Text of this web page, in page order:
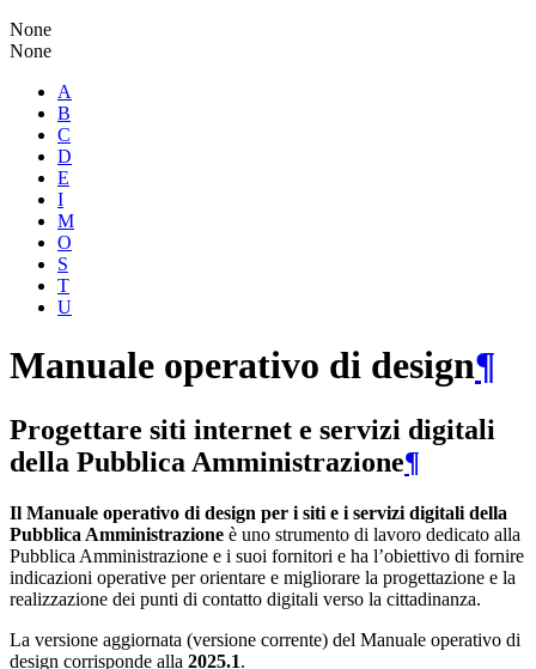
None
None
A
B
C
D
E
I
M
O
S
T
U
Manuale operativo di design¶
Progettare siti internet e servizi digitali
della Pubblica Amministrazione¶
Il Manuale operativo di design per i siti e i servizi digitali della
Pubblica Amministrazione è uno strumento di lavoro dedicato alla
Pubblica Amministrazione e i suoi fornitori e ha l’obiettivo di fornire
indicazioni operative per orientare e migliorare la progettazione e la
realizzazione dei punti di contatto digitali verso la cittadinanza.
La versione aggiornata (versione corrente) del Manuale operativo di
design corrisponde alla 2025.1.